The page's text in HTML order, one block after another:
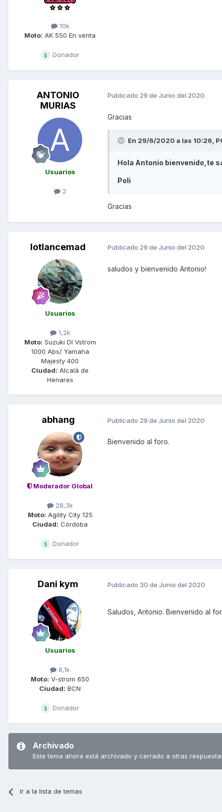
10k
Moto: AK 550 En venta
Donador
ANTONIO
MURIAS
Usuarios
2
Publicado 29 de Junio del 2020
Gracias
En 29/6/2020 a las 10:26,
Hola Antonio bienvenido,te
Poli
Gracias
lotlancemad
Usuarios
1,2k
Moto: Suzuki Dl Vstrom
1000 Abs/ Yamaha
Majesty 400
Ciudad: Alcalá de
Henares
Publicado 29 de Junio del 2020
saludos y bienvenido Antonio!
abhang
Moderador Global
28,3k
Moto: Agility City 125
Ciudad: Córdoba
Donador
Publicado 29 de Junio del 2020
Bienvenido al foro.
Dani kym
Usuarios
8,1k
Moto: V-strom 650
Ciudad: BCN
Donador
Publicado 30 de Junio del 2020
Saludos, Antonio. Bienvenido al
Archivado
Este tema ahora está archivado y cerrado a otras
Ir a la lista de temas